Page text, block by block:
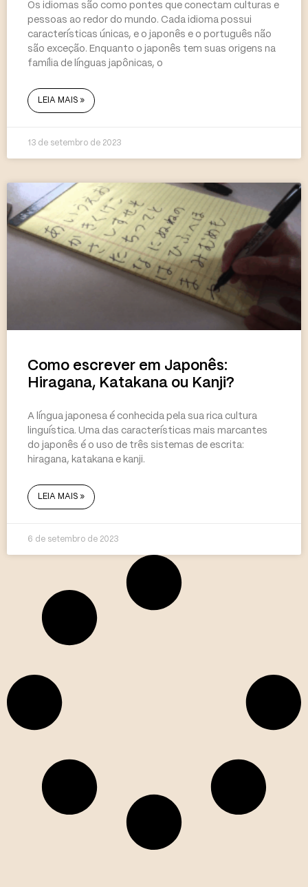
Os idiomas são como pontes que conectam culturas e
pessoas ao redor do mundo. Cada idioma possui
características únicas, e o japonês e o português não
são exceção. Enquanto o japonês tem suas origens na
família de línguas japônicas, o
LEIA MAIS »
13 de setembro de 2023
Como escrever em Japonês:
Hiragana, Katakana ou Kanji?
A língua japonesa é conhecida pela sua rica cultura
linguística. Uma das características mais marcantes
do japonês é o uso de três sistemas de escrita:
hiragana, katakana e kanji.
LEIA MAIS »
6 de setembro de 2023